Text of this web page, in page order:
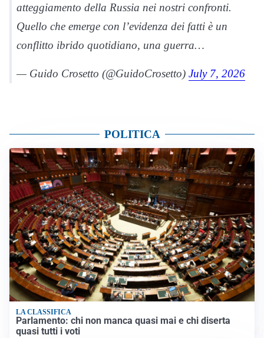
atteggiamento della Russia nei nostri confronti.
Quello che emerge con l’evidenza dei fatti è un
conflitto ibrido quotidiano, una guerra…
— Guido Crosetto (@GuidoCrosetto) July 7, 2026
POLITICA
LA CLASSIFICA
Parlamento: chi non manca quasi mai e chi diserta
quasi tutti i voti